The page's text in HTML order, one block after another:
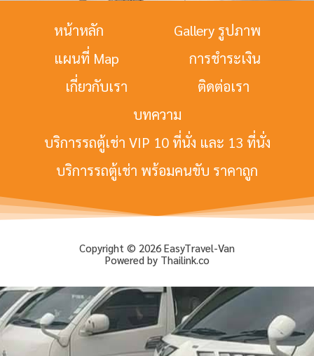
หน้าหลัก
Gallery รูปภาพ
แผนที่ Map
การชำระเงิน
เกี่ยวกับเรา
ติดต่อเรา
บทความ
บริการรถตู้เช่า VIP 10 ที่นั่ง และ 13 ที่นั่ง
บริการรถตู้เช่า พร้อมคนขับ ราคาถูก
Copyright © 2026 EasyTravel-Van
Powered by Thailink.co